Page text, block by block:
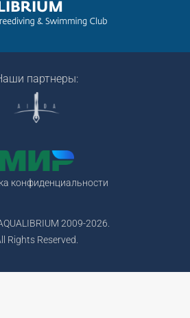
партнеры:
конфиденциальности
2009-2026.
Rights Reserved.